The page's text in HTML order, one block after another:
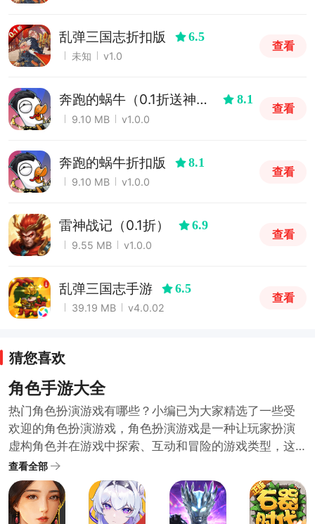
乱弹三国志折扣版 6.5
未知 v1.0
查看
奔跑的蜗牛（0.1折送神
将）
8.1
9.10 MB v1.0.0
查看
奔跑的蜗牛折扣版 8.1
9.10 MB v1.0.0
查看
雷神战记（0.1折） 6.9
9.55 MB v1.0.0
查看
乱弹三国志手游 6.5
39.19 MB v4.0.02
查看
猜您喜欢
角色手游大全
热门角色扮演游戏有哪些？小编已为大家精选了一些受
欢迎的角色扮演游戏，角色扮演游戏是一种让玩家扮演
虚构角色并在游戏中探索、互动和冒险的游戏类型，这
些游戏通常拥有深入的剧情和复杂的角色发展系统，给
玩家带来身临其境的沉浸式体验，如果你对角色扮演游
戏感兴趣，下面这些游戏值得一试！快来挑选一个开始
你的冒险之旅吧！
查看全部